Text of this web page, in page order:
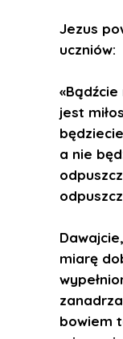
Jezus
uczniów:
«Bądźcie
jest
a nie
miarę
bowiem